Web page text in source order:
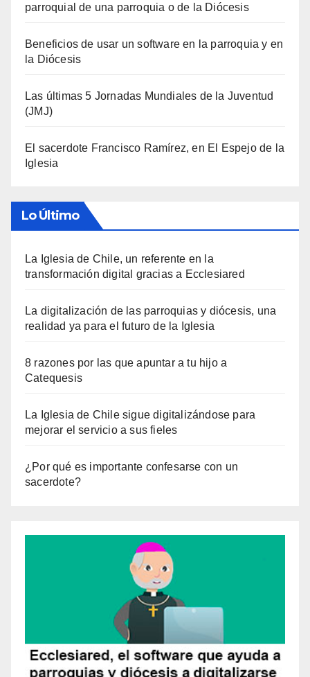
parroquial de una parroquia o de la Diócesis
Beneficios de usar un software en la parroquia y en
la Diócesis
Las últimas 5 Jornadas Mundiales de la Juventud
(JMJ)
El sacerdote Francisco Ramírez, en El Espejo de la
Iglesia
Lo Último
La Iglesia de Chile, un referente en la
transformación digital gracias a Ecclesiared
La digitalización de las parroquias y diócesis, una
realidad ya para el futuro de la Iglesia
8 razones por las que apuntar a tu hijo a
Catequesis
La Iglesia de Chile sigue digitalizándose para
mejorar el servicio a sus fieles
¿Por qué es importante confesarse con un
sacerdote?